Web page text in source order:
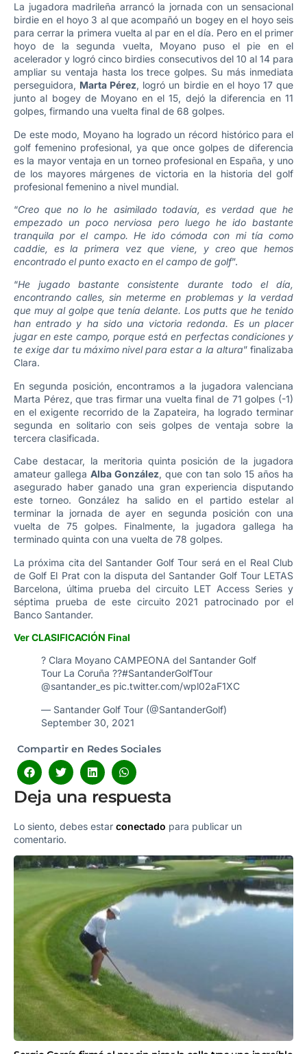
La jugadora madrileña arrancó la jornada con un sensacional
birdie en el hoyo 3 al que acompañó un bogey en el hoyo seis
para cerrar la primera vuelta al par en el día. Pero en el primer
hoyo de la segunda vuelta, Moyano puso el pie en el
acelerador y logró cinco birdies consecutivos del 10 al 14 para
ampliar su ventaja hasta los trece golpes. Su más inmediata
perseguidora, Marta Pérez, logró un birdie en el hoyo 17 que
junto al bogey de Moyano en el 15, dejó la diferencia en 11
golpes, firmando una vuelta final de 68 golpes.
De este modo, Moyano ha logrado un récord histórico para el
golf femenino profesional, ya que once golpes de diferencia
es la mayor ventaja en un torneo profesional en España, y uno
de los mayores márgenes de victoria en la historia del golf
profesional femenino a nivel mundial.
“Creo que no lo he asimilado todavía, es verdad que he
empezado un poco nerviosa pero luego he ido bastante
tranquila por el campo. He ido cómoda con mi tía como
caddie, es la primera vez que viene, y creo que hemos
encontrado el punto exacto en el campo de golf”.
“He jugado bastante consistente durante todo el día,
encontrando calles, sin meterme en problemas y la verdad
que muy al golpe que tenía delante. Los putts que he tenido
han entrado y ha sido una victoria redonda. Es un placer
jugar en este campo, porque está en perfectas condiciones y
te exige dar tu máximo nivel para estar a la altura” finalizaba
Clara.
En segunda posición, encontramos a la jugadora valenciana
Marta Pérez, que tras firmar una vuelta final de 71 golpes (-1)
en el exigente recorrido de la Zapateira, ha logrado terminar
segunda en solitario con seis golpes de ventaja sobre la
tercera clasificada.
Cabe destacar, la meritoria quinta posición de la jugadora
amateur gallega Alba González, que con tan solo 15 años ha
asegurado haber ganado una gran experiencia disputando
este torneo. González ha salido en el partido estelar al
terminar la jornada de ayer en segunda posición con una
vuelta de 75 golpes. Finalmente, la jugadora gallega ha
terminado quinta con una vuelta de 78 golpes.
La próxima cita del Santander Golf Tour será en el Real Club
de Golf El Prat con la disputa del Santander Golf Tour LETAS
Barcelona, última prueba del circuito LET Access Series y
séptima prueba de este circuito 2021 patrocinado por el
Banco Santander.
Ver CLASIFICACIÓN Final
? Clara Moyano CAMPEONA del Santander Golf
Tour La Coruña ??#SantanderGolfTour
@santander_es pic.twitter.com/wpl02aF1XC
— Santander Golf Tour (@SantanderGolf)
September 30, 2021
Compartir en Redes Sociales
Deja una respuesta
Lo siento, debes estar conectado para publicar un
comentario.